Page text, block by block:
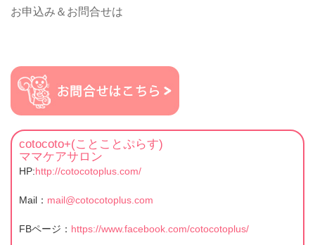
お申込み＆お問合せは
cotocoto+(ことことぷらす)
ママケアサロン
HP:http://cotocotoplus.com/
Mail： mail@cotocotoplus.com
FBページ： https://www.facebook.com/cotocotoplus/